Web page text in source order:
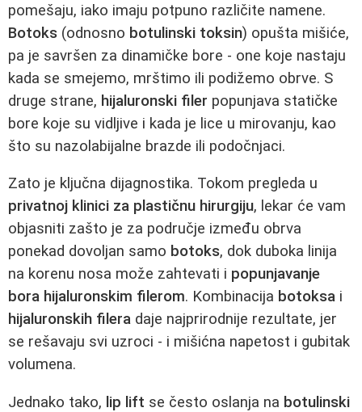
pomešaju, iako imaju potpuno različite namene.
Botoks (odnosno botulinski toksin) opušta mišiće,
pa je savršen za dinamičke bore - one koje nastaju
kada se smejemo, mrštimo ili podižemo obrve. S
druge strane, hijaluronski filer popunjava statičke
bore koje su vidljive i kada je lice u mirovanju, kao
što su nazolabijalne brazde ili podočnjaci.
Zato je ključna dijagnostika. Tokom pregleda u
privatnoj klinici za plastičnu hirurgiju, lekar će vam
objasniti zašto je za područje između obrva
ponekad dovoljan samo botoks, dok duboka linija
na korenu nosa može zahtevati i popunjavanje
bora hijaluronskim filerom. Kombinacija botoksa i
hijaluronskih filera daje najprirodnije rezultate, jer
se rešavaju svi uzroci - i mišićna napetost i gubitak
volumena.
Jednako tako, lip lift se često oslanja na botulinski